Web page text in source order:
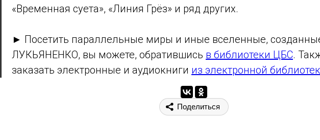
«Временная суета», «Линия Грёз» и ряд других.
► Посетить параллельные миры и иные вселенные,
ЛУКЬЯНЕНКО, вы можете, обратившись в библиотеки ЦБС.
заказать электронные и аудиокниги из электронной
Поделиться